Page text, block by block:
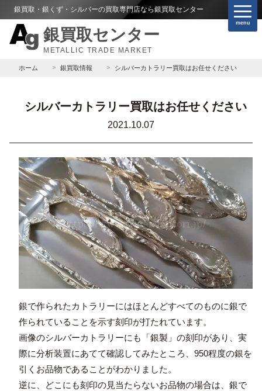
銀買取・銀くず・シルバーの買取専門店なら銀買取センター
銀買取センター
METALLIC TRADE MARKET
menu
ホーム 銀買取情報 シルバーカトラリー買取はお任せください
シルバーカトラリー買取はお任せください
2021.10.07
銀で作られたカトラリーにはほとんどすべてのものに銀で
作られていることを示す刻印が打たれています。
画像のシルバーカトラリーにも「銀製」の刻印があり、実
際に分析装置にあてて確認してみたところ、950程度の銀を
引くお品物であることがわかりました。
逆に、どこにも刻印の見当たらないお品物の場合は、銀で